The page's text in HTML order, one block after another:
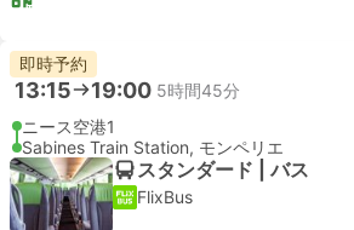
即時予約
13:15 19:00 5時間45分
ニース空港1
Sabines Train Station, モンペリエ
スタンダード | バス
FlixBus